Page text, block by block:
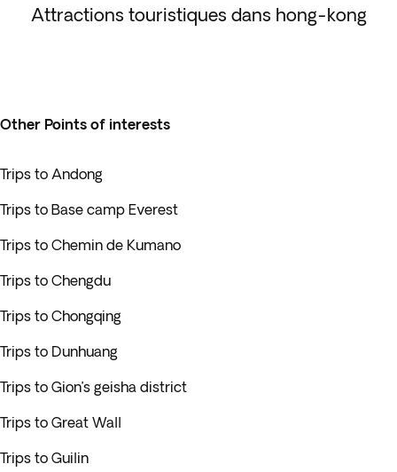
Attractions touristiques dans hong-kong
Other Points of interests
Trips to Andong
Trips to Base camp Everest
Trips to Chemin de Kumano
Trips to Chengdu
Trips to Chongqing
Trips to Dunhuang
Trips to Gion’s geisha district
Trips to Great Wall
Trips to Guilin